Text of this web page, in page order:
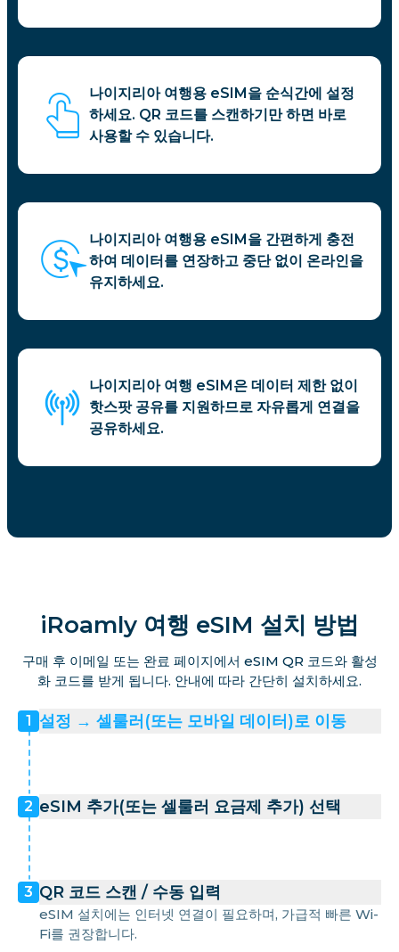
나이지리아 여행용 eSIM을 순식간에 설정
하세요. QR 코드를 스캔하기만 하면 바로
사용할 수 있습니다.
나이지리아 여행용 eSIM을 간편하게 충전
하여 데이터를 연장하고 중단 없이 온라인을
유지하세요.
나이지리아 여행 eSIM은 데이터 제한 없이
핫스팟 공유를 지원하므로 자유롭게 연결을
공유하세요.
iRoamly 여행 eSIM 설치 방법
구매 후 이메일 또는 완료 페이지에서 eSIM QR 코드와 활성
화 코드를 받게 됩니다. 안내에 따라 간단히 설치하세요.
1 설정 → 셀룰러(또는 모바일 데이터)로 이동
2 eSIM 추가(또는 셀룰러 요금제 추가) 선택
3 QR 코드 스캔 / 수동 입력
eSIM 설치에는 인터넷 연결이 필요하며, 가급적 빠른 Wi-
Fi를 권장합니다.